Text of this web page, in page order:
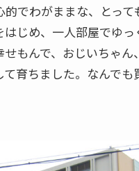
でわがままな、とっ
じめ、一人部屋でゆ
もんで、おじいちゃ
育ちました。なんでも